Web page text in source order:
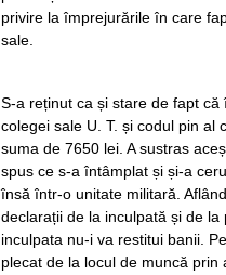
privire la împrejurările în care
sale.
S-a reținut ca și stare de fapt
colegei sale U. T. și codul pin
suma de 7650 lei. A sustras
spus ce s-a întâmplat și și-a
însă într-o unitate militară.
declarații de la inculpată și de
inculpata nu-i va restitui banii.
plecat de la locul de muncă prin